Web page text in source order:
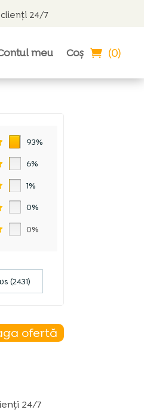
24/7
meu Coș (0)
93%
6%
1%
0%
0%
(2431)
ofertă
24/7